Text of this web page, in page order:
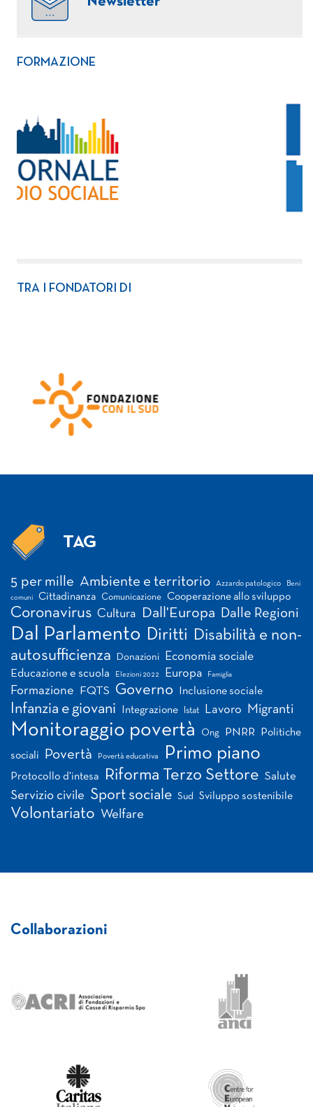
FORMAZIONE
TRA I FONDATORI DI
TAG
5 per mille Ambiente e territorio Azzardo patologico Beni
comuni Cittadinanza Comunicazione Cooperazione allo sviluppo
Coronavirus Cultura Dall'Europa Dalle Regioni
Dal Parlamento Diritti Disabilità e non-
autosufficienza
Donazioni Economia sociale
Educazione e scuola Elezioni 2022 Europa Famiglia
Formazione FQTS Governo Inclusione sociale
Infanzia e giovani Integrazione Istat Lavoro Migranti
Monitoraggio povertà Ong PNRR Politiche
sociali Povertà Povertà educativa Primo piano
Protocollo d'intesa Riforma Terzo Settore Salute
Servizio civile Sport sociale Sud Sviluppo sostenibile
Volontariato Welfare
Collaborazioni